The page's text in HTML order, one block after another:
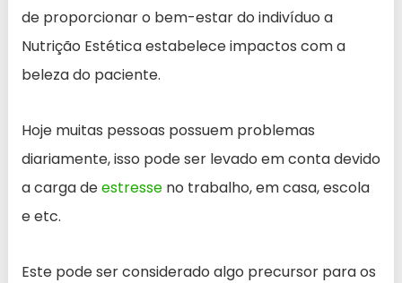
de proporcionar o bem-estar do indivíduo a
Nutrição Estética estabelece impactos com a
beleza do paciente.
Hoje muitas pessoas possuem problemas
diariamente, isso pode ser levado em conta devido
a carga deestresse no trabalho, em casa, escola
e etc.
Este pode ser considerado algo precursor para os